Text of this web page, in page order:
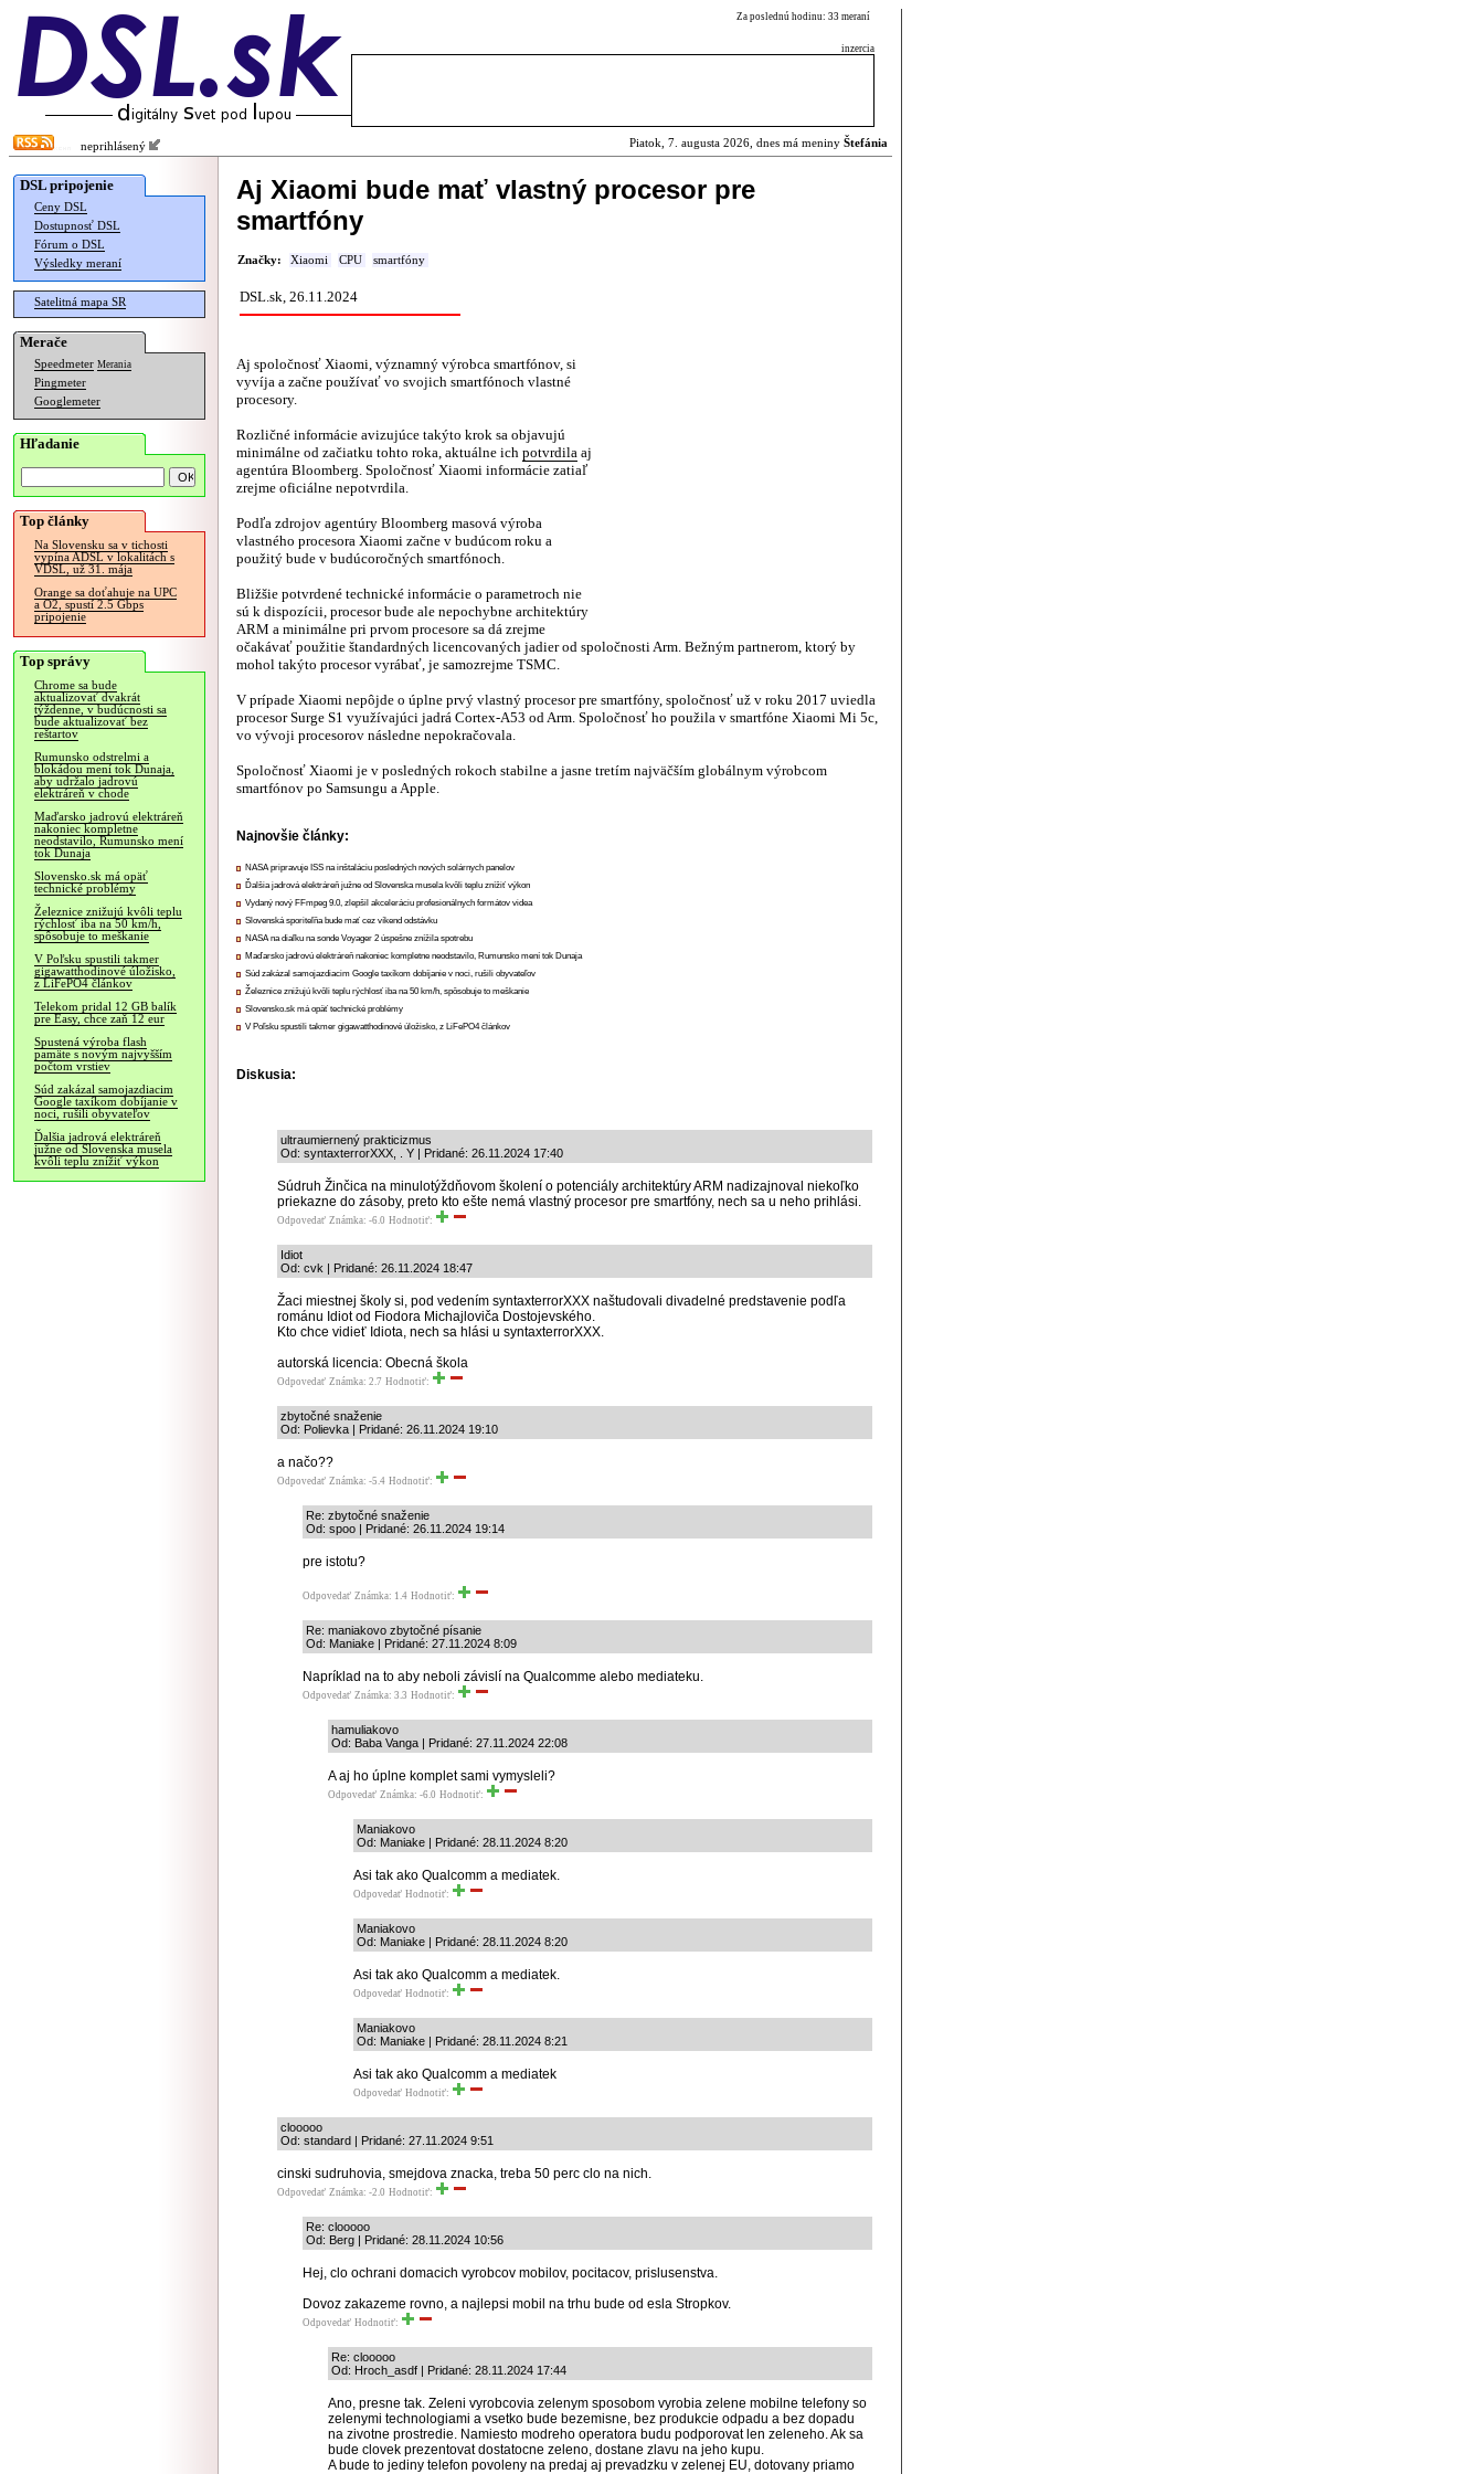
Za poslednú hodinu: 33 meraní
inzercia
neprihlásený Piatok, 7. augusta 2026, dnes má meniny Štefánia
DSL pripojenie
Ceny DSL
Dostupnosť DSL
Fórum o DSL
Výsledky meraní
Satelitná mapa SR
Merače
Speedmeter Merania
Pingmeter
Googlemeter
Hľadanie
Top články
Na Slovensku sa v tichosti
vypína ADSL v lokalitách s
VDSL, už 31. mája
Orange sa doťahuje na UPC
a O2, spustí 2.5 Gbps
pripojenie
Top správy
Chrome sa bude
aktualizovať dvakrát
týždenne, v budúcnosti sa
bude aktualizovať bez
reštartov
Rumunsko odstrelmi a
blokádou mení tok Dunaja,
aby udržalo jadrovú
elektráreň v chode
Maďarsko jadrovú elektráreň
nakoniec kompletne
neodstavilo, Rumunsko mení
tok Dunaja
Slovensko.sk má opäť
technické problémy
Železnice znižujú kvôli teplu
rýchlosť iba na 50 km/h,
spôsobuje to meškanie
V Poľsku spustili takmer
gigawatthodinové úložisko,
z LiFePO4 článkov
Telekom pridal 12 GB balík
pre Easy, chce zaň 12 eur
Spustená výroba flash
pamäte s novým najvyšším
počtom vrstiev
Súd zakázal samojazdiacim
Google taxíkom dobíjanie v
noci, rušili obyvateľov
Ďalšia jadrová elektráreň
južne od Slovenska musela
kvôli teplu znížiť výkon
Aj Xiaomi bude mať vlastný procesor pre
smartfóny
Značky: Xiaomi CPU smartfóny
DSL.sk, 26.11.2024
Aj spoločnosť Xiaomi, významný výrobca smartfónov, si
vyvíja a začne používať vo svojich smartfónoch vlastné
procesory.
Rozličné informácie avizujúce takýto krok sa objavujú
minimálne od začiatku tohto roka, aktuálne ich potvrdila aj
agentúra Bloomberg. Spoločnosť Xiaomi informácie zatiaľ
zrejme oficiálne nepotvrdila.
Podľa zdrojov agentúry Bloomberg masová výroba
vlastného procesora Xiaomi začne v budúcom roku a
použitý bude v budúcoročných smartfónoch.
Bližšie potvrdené technické informácie o parametroch nie
sú k dispozícii, procesor bude ale nepochybne architektúry
ARM a minimálne pri prvom procesore sa dá zrejme
očakávať použitie štandardných licencovaných jadier od spoločnosti Arm. Bežným partnerom, ktorý by
mohol takýto procesor vyrábať, je samozrejme TSMC.
V prípade Xiaomi nepôjde o úplne prvý vlastný procesor pre smartfóny, spoločnosť už v roku 2017 uviedla
procesor Surge S1 využívajúci jadrá Cortex-A53 od Arm. Spoločnosť ho použila v smartfóne Xiaomi Mi 5c,
vo vývoji procesorov následne nepokračovala.
Spoločnosť Xiaomi je v posledných rokoch stabilne a jasne tretím najväčším globálnym výrobcom
smartfónov po Samsungu a Apple.
Najnovšie články:
NASA pripravuje ISS na inštaláciu posledných nových solárnych panelov
Ďalšia jadrová elektráreň južne od Slovenska musela kvôli teplu znížiť výkon
Vydaný nový FFmpeg 9.0, zlepšil akceleráciu profesionálnych formátov videa
Slovenská sporiteľňa bude mať cez víkend odstávku
NASA na diaľku na sonde Voyager 2 úspešne znížila spotrebu
Maďarsko jadrovú elektráreň nakoniec kompletne neodstavilo, Rumunsko mení tok Dunaja
Súd zakázal samojazdiacim Google taxíkom dobíjanie v noci, rušili obyvateľov
Železnice znižujú kvôli teplu rýchlosť iba na 50 km/h, spôsobuje to meškanie
Slovensko.sk má opäť technické problémy
V Poľsku spustili takmer gigawatthodinové úložisko, z LiFePO4 článkov
Diskusia:
ultraumiernený prakticizmus
Od: syntaxterrorXXX, . Y | Pridané: 26.11.2024 17:40
Súdruh Žinčica na minulotýždňovom školení o potenciály architektúry ARM nadizajnoval niekoľko
priekazne do zásoby, preto kto ešte nemá vlastný procesor pre smartfóny, nech sa u neho prihlási.
Odpovedať Známka: -6.0 Hodnotiť:
Idiot
Od: cvk | Pridané: 26.11.2024 18:47
Žaci miestnej školy si, pod vedením syntaxterrorXXX naštudovali divadelné predstavenie podľa
románu Idiot od Fiodora Michajloviča Dostojevského.
Kto chce vidieť Idiota, nech sa hlási u syntaxterrorXXX.
autorská licencia: Obecná škola
Odpovedať Známka: 2.7 Hodnotiť:
zbytočné snaženie
Od: Polievka | Pridané: 26.11.2024 19:10
a načo??
Odpovedať Známka: -5.4 Hodnotiť:
Re: zbytočné snaženie
Od: spoo | Pridané: 26.11.2024 19:14
pre istotu?
Odpovedať Známka: 1.4 Hodnotiť:
Re: maniakovo zbytočné písanie
Od: Maniake | Pridané: 27.11.2024 8:09
Napríklad na to aby neboli závislí na Qualcomme alebo mediateku.
Odpovedať Známka: 3.3 Hodnotiť:
hamuliakovo
Od: Baba Vanga | Pridané: 27.11.2024 22:08
A aj ho úplne komplet sami vymysleli?
Odpovedať Známka: -6.0 Hodnotiť:
Maniakovo
Od: Maniake | Pridané: 28.11.2024 8:20
Asi tak ako Qualcomm a mediatek.
Odpovedať Hodnotiť:
Maniakovo
Od: Maniake | Pridané: 28.11.2024 8:20
Asi tak ako Qualcomm a mediatek.
Odpovedať Hodnotiť:
Maniakovo
Od: Maniake | Pridané: 28.11.2024 8:21
Asi tak ako Qualcomm a mediatek
Odpovedať Hodnotiť:
clooooo
Od: standard | Pridané: 27.11.2024 9:51
cinski sudruhovia, smejdova znacka, treba 50 perc clo na nich.
Odpovedať Známka: -2.0 Hodnotiť:
Re: clooooo
Od: Berg | Pridané: 28.11.2024 10:56
Hej, clo ochrani domacich vyrobcov mobilov, pocitacov, prislusenstva.
Dovoz zakazeme rovno, a najlepsi mobil na trhu bude od esla Stropkov.
Odpovedať Hodnotiť:
Re: clooooo
Od: Hroch_asdf | Pridané: 28.11.2024 17:44
Ano, presne tak. Zeleni vyrobcovia zelenym sposobom vyrobia zelene mobilne telefony so
zelenymi technologiami a vsetko bude bezemisne, bez produkcie odpadu a bez dopadu
na zivotne prostredie. Namiesto modreho operatora budu podporovat len zeleneho. Ak sa
bude clovek prezentovat dostatocne zeleno, dostane zlavu na jeho kupu.
A bude to jediny telefon povoleny na predaj aj prevadzku v zelenej EU, dotovany priamo